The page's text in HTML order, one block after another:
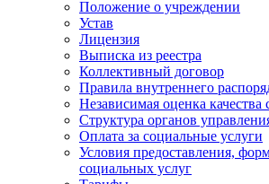
Положение о учреждении
Устав
Лицензия
Выписка из реестра
Коллективный договор
Правила внутреннего
Независимая оценка
Структура органов
Оплата за социальные услуги
Условия предоставления,
социальных услуг